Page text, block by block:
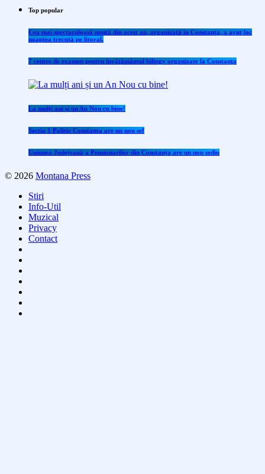
Top popular
Cea mai spectaculoasă nuntă din acest an, organizată în Constanța, a avut loc
noaptea trecută pe litoral.
7 centre de examen pentru învăţământul bilingv organizate la Constanţa
La mulți ani și un An Nou cu bine!
Sectia 1 Politie Constanta are un nou sef
Uniunea Județeană a Pensionarilor din Constanța are un nou sediu
© 2026 Montana Press
Stiri
Info-Util
Muzical
Privacy
Contact